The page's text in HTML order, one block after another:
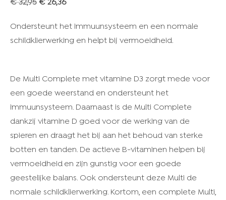
€32,95 € 26,36
Ondersteunt het immuunsysteem en een normale
schildklierwerking en helpt bij vermoeidheid.
De Multi Complete met vitamine D3 zorgt mede voor
een goede weerstand en ondersteunt het
immuunsysteem. Daarnaast is de Multi Complete
dankzij vitamine D goed voor de werking van de
spieren en draagt het bij aan het behoud van sterke
botten en tanden. De actieve B-vitaminen helpen bij
vermoeidheid en zijn gunstig voor een goede
geestelijke balans. Ook ondersteunt deze Multi de
normale schildklierwerking. Kortom, een complete Multi,